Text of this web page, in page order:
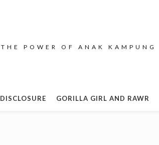
THE POWER OF ANAK KAMPUNG
DISCLOSURE GORILLA GIRL AND RAWR